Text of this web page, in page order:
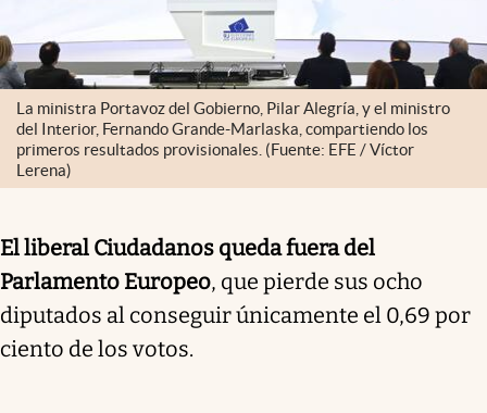
La ministra Portavoz del Gobierno, Pilar Alegría, y el ministro
del Interior, Fernando Grande-Marlaska, compartiendo los
primeros resultados provisionales. (Fuente: EFE / Víctor
Lerena)
El liberal Ciudadanos queda fuera del
Parlamento Europeo, que pierde sus ocho
diputados al conseguir únicamente el 0,69 por
ciento de los votos.